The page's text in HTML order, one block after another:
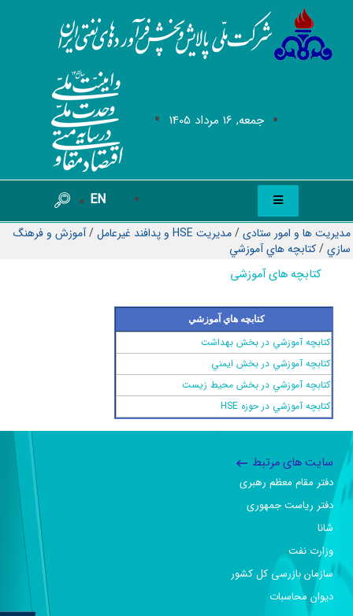
جمعه, 16 مرداد 1405
EN
مدیریت ها و امور ستادی/مدیریت HSE و پدافند غیرعامل /آموزش و فرهنگ
سازي/كتابچه هاي آموزشي
کتابچه های آموزشی
كتابچه هاي آموزشي
كتابچه‌ آموزشي در بخش بهداشت
كتابچه‌ آموزشي در بخش ايمني
كتابچه آموزشي در بخش محيط زيست
كتابچه آموزشي در حوزه HSE
سایت های مرتبط
دفتر مقام معظم رهبری
دفتر ریاست جمهوری
شانا
وزارت نفت
سازمان بازرسی کل کشور
دیوان محاسبات